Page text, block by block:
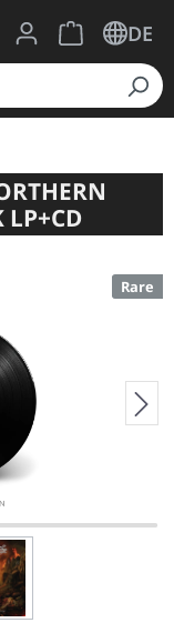
0 Produkte
Warenkorb
DE
LP+CD
Rare